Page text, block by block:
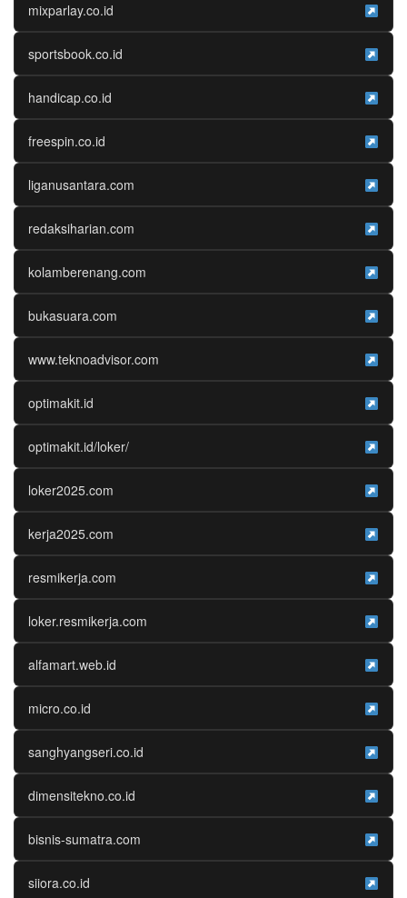
mixparlay.co.id
sportsbook.co.id
handicap.co.id
freespin.co.id
liganusantara.com
redaksiharian.com
kolamberenang.com
bukasuara.com
www.teknoadvisor.com
optimakit.id
optimakit.id/loker/
loker2025.com
kerja2025.com
resmikerja.com
loker.resmikerja.com
alfamart.web.id
micro.co.id
sanghyangseri.co.id
dimensitekno.co.id
bisnis-sumatra.com
siiora.co.id